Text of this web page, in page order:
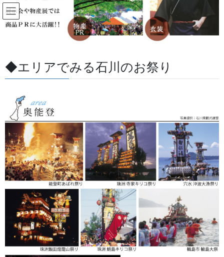
コ
ン
テ
移
動
ナ
ビ
ゲ
ン
に
すべての記事
すべての記事 お祭用品・品目
祭り前掛け・けんたい・胸当て
2018/09/08 / 最終更新日 :
祭り前掛け・けんたい・胸当て
登り龍に満月 の構図 祭前掛け
◆エリアでみる石川のお祭り